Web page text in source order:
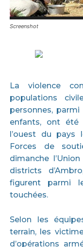
Screenshot
La violence
populations
personnes,
enfants, ont
l’ouest du pays
Forces de
dimanche
districts
figurent parmi
touchées.
Selon les
terrain, les
d’opérations